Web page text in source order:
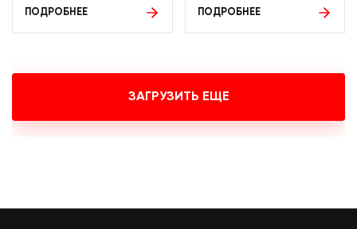
ПОДРОБНЕЕ ПОДРОБНЕЕ
ЗАГРУЗИТЬ ЕЩЕ